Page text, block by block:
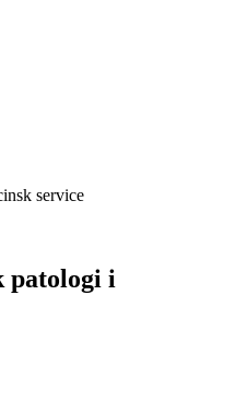
service
patologi i